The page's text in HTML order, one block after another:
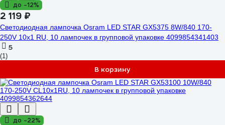
до -12%
2 119 ₽
Светодиодная лампочка Osram LED STAR GX5375 8W/840 170-
250V 10x1 RU, 10 лампочек в групповой упаковке 4099854341403
5
(1)
В корзину
до -22%